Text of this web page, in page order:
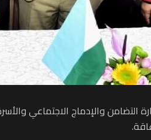
وزارة التضامن والإدماج